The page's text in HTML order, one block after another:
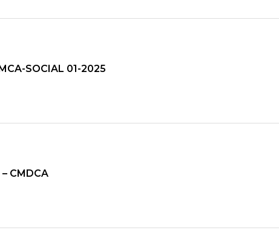
SOCIAL 01-2025
CMDCA